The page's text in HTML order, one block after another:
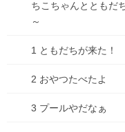
ちこちゃんとともだ
～
1 ともだちが来た！
2 おやつたべたよ
3 プールやだなぁ